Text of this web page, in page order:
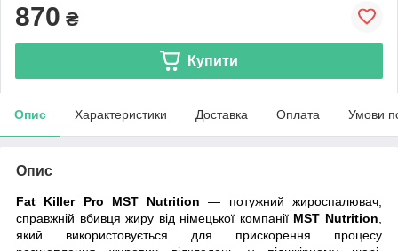
870 ₴
Купити
Опис Характеристики Доставка Оплата Умови
Опис
Fat Killer Pro MST Nutrition— потужний жироспалювач,
справжній вбивця жиру від німецької компанії MST Nutrition
який використовується для прискорення процесу